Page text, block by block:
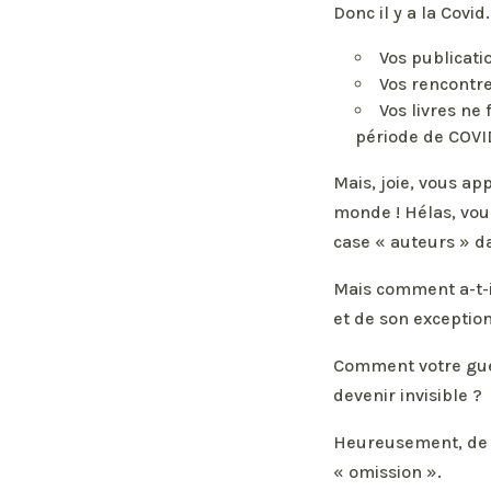
Donc il y a la
Vos
Vos
Vos livres
période de
Mais, joie, vous
monde ! Hélas,
case « auteurs »
Mais comment a-
et de son
Comment votre
devenir invisible ?
Heureusement,
« omission ».